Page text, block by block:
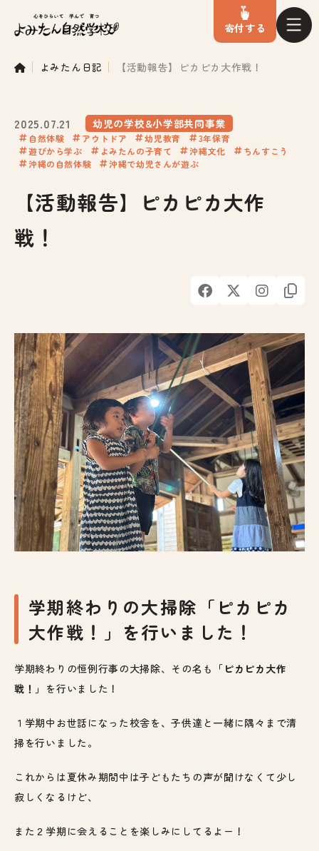
寄付する
よみたん日記 【活動報告】ピカピカ大作戦！
2025.07.21 幼児の学校&小学部共同事業
自然体験 アウトドア 幼児教育
3年保育
遊びから学ぶ
よみたんの子育て 沖縄文化
ちんすこう
沖縄の自然体験
沖縄で幼児さんが遊ぶ
【活動報告】ピカピカ大作
戦！
学期終わりの大掃除「ピカピカ
大作戦！」を行いました！
学期終わりの恒例行事の大掃除、その名も 「ピカピカ大作
戦！」 を行いました！
１学期中お世話になった校舎を、子供達と一緒に隅々まで清
掃を行いました。
これからは夏休み期間中は子どもたちの声が聞けなくて少し
寂しくなるけど、
また２学期に会えることを楽しみにしてるよー！